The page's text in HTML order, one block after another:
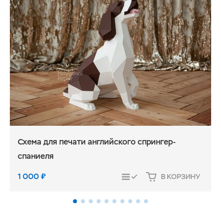
Схема для печати английского спрингер-
спаниеля
1 000₽ СРАВНИТЬ В КОРЗИНУ